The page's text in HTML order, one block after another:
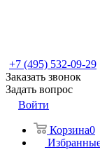
+7 (495) 532-09-29
Заказать звонок
Задать вопрос
Войти
Корзина0